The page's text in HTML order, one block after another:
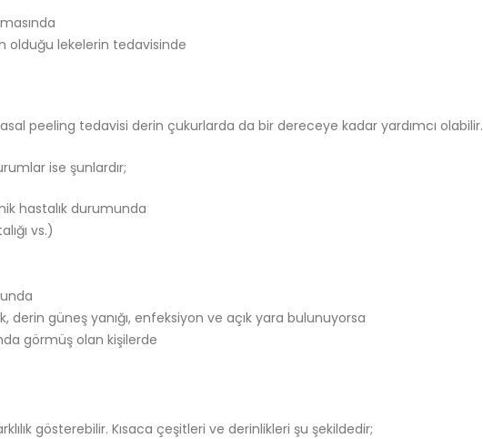
olduğu lekelerin tedavisinde
peeling tedavisi derin çukurlarda da bir dereceye kadar yardımcı olabilir.
ise şunlardır;
hastalık durumunda
vs.)
derin güneş yanığı, enfeksiyon ve açık yara bulunuyorsa
görmüş olan kişilerde
gösterebilir. Kısaca çeşitleri ve derinlikleri şu şekildedir;